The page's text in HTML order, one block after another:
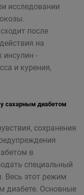
исследовании
после
на
-
и курения,
сахарным диабетом
сохранения
в
специальный
Весь этот режим
диабете. Основные